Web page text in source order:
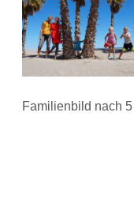
Familienbild nach